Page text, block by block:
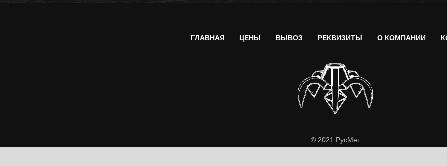
ГЛАВНАЯ ЦЕНЫ ВЫВОЗ РЕКВИЗИТЫ О КОМПАНИИ
© 2021 РусМет